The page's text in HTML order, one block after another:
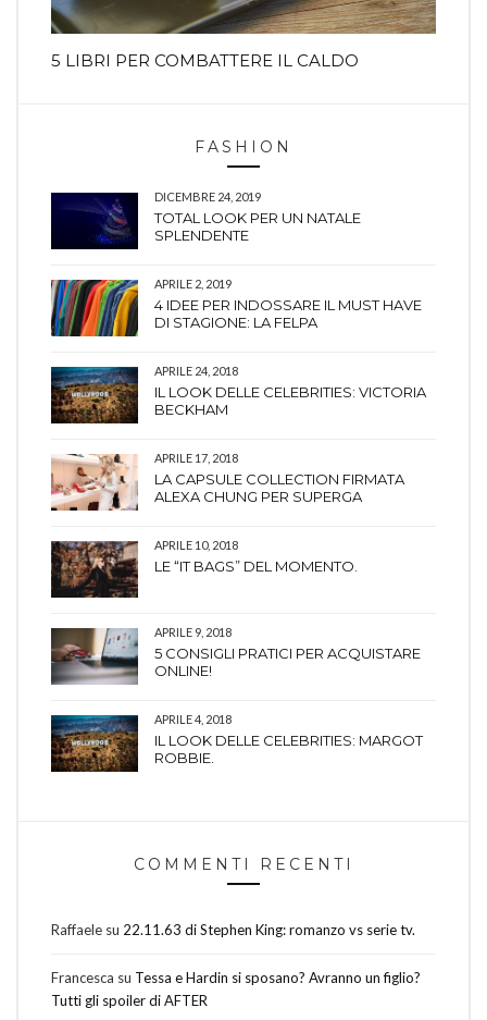
5 LIBRI PER COMBATTERE IL CALDO
FASHION
DICEMBRE 24, 2019
TOTAL LOOK PER UN NATALE
SPLENDENTE
APRILE 2, 2019
4 IDEE PER INDOSSARE IL MUST HAVE
DI STAGIONE: LA FELPA
APRILE 24, 2018
IL LOOK DELLE CELEBRITIES: VICTORIA
BECKHAM
APRILE 17, 2018
LA CAPSULE COLLECTION FIRMATA
ALEXA CHUNG PER SUPERGA
APRILE 10, 2018
LE “IT BAGS” DEL MOMENTO.
APRILE 9, 2018
5 CONSIGLI PRATICI PER ACQUISTARE
ONLINE!
APRILE 4, 2018
IL LOOK DELLE CELEBRITIES: MARGOT
ROBBIE.
COMMENTI RECENTI
Raffaele su 22.11.63 di Stephen King: romanzo vs serie tv.
Francesca su Tessa e Hardin si sposano? Avranno un figlio?
Tutti gli spoiler di AFTER